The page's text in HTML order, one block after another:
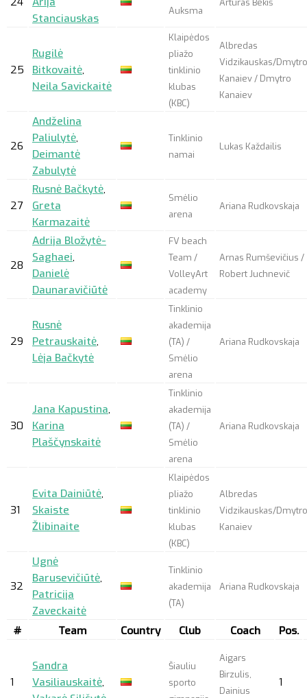
Stanciauskas
Auksma
Artūras Bekiš
25
Rugilė
Bitkovaitė,
Neila Savickaitė
Klaipėdos
pliažo
tinklinio
klubas
(KBC)
Albredas
Vidzikauskas/Dmytro
Kanaiev / Dmytro
Kanaiev
26
Andželina
Paliulytė,
Deimantė
Zabulytė
Tinklinio
namai
Lukas Každailis
27
Rusnė Bačkytė,
Greta
Karmazaitė
Smėlio
arena
Ariana Rudkovskaja
28
Adrija Bložytė-
Saghaei,
Danielė
Daunaravičiūtė
FV beach
Team /
VolleyArt
academy
Arnas Rumševičius /
Robert Juchnevič
29
Rusnė
Petrauskaitė,
Lėja Bačkytė
Tinklinio
akademija
(TA) /
Smėlio
arena
Ariana Rudkovskaja
30
Jana Kapustina,
Karina
Plaščynskaitė
Tinklinio
akademija
(TA) /
Smėlio
arena
Ariana Rudkovskaja
31
Evita Dainiūtė,
Skaiste
Žlibinaite
Klaipėdos
pliažo
tinklinio
klubas
(KBC)
Albredas
Vidzikauskas/Dmytro
Kanaiev
32
Ugnė
Barusevičiūtė,
Patricija
Zaveckaitė
Tinklinio
akademija
(TA)
Ariana Rudkovskaja
# Team Country Club Coach Pos.
1
Sandra
Vasiliauskaitė,
Šiauliu
sporto
Aigars
Birzulis,
Dainius
1